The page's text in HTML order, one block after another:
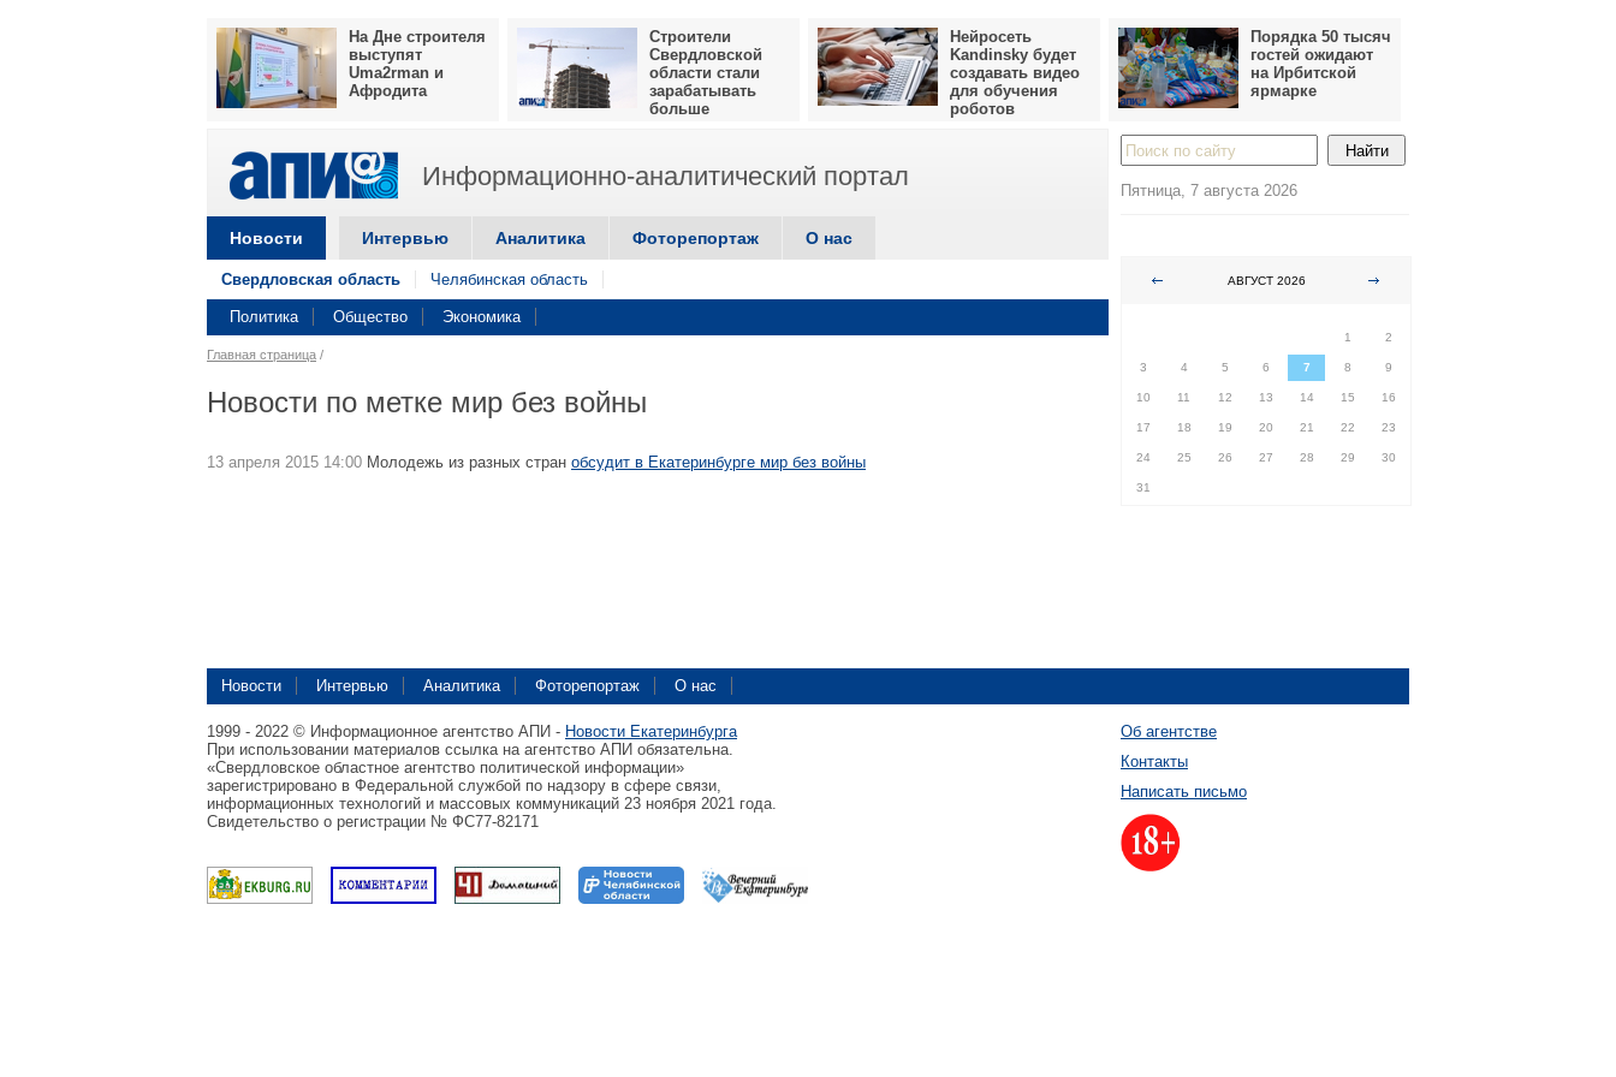
На Дне строителя
выступят
Uma2rman и
Афродита
Строители
Свердловской
области стали
зарабатывать
больше
Нейросеть
Kandinsky будет
создавать видео
для обучения
роботов
Порядка 50 тысяч
гостей ожидают
на Ирбитской
ярмарке
Информационно-аналитический портал
Новости Интервью Аналитика Фоторепортаж О нас
Свердловская область Челябинская область
Политика Общество Экономика
Главная страница /
Новости по метке мир без войны
13 апреля 2015 14:00 Молодежь из разных стран обсудит в Екатеринбурге мир без войны
Пятница, 7 августа 2026
АВГУСТ 2026
1
2
3 4 5 6 7 8 9
10 11 12 13 14 15 16
17 18 19 20 21 22 23
24 25 26 27 28 29 30
31
Новости Интервью Аналитика Фоторепортаж О нас
1999 - 2022 © Информационное агентство АПИ - Новости Екатеринбурга
При использовании материалов ссылка на агентство АПИ обязательна.
«Свердловское областное агентство политической информации»
зарегистрировано в Федеральной службой по надзору в сфере связи,
информационных технологий и массовых коммуникаций 23 ноября 2021 года.
Свидетельство о регистрации № ФС77-82171
Об агентстве
Контакты
Написать письмо